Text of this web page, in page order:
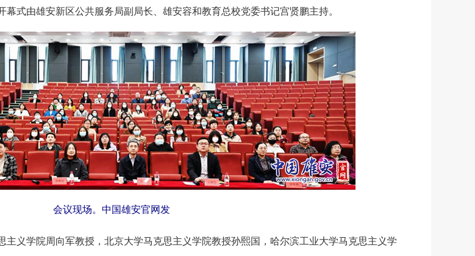
式由雄安新区公共服务局副局长、雄安容和教育总校党委书记宫贤鹏主持。
会议现场。中国雄安官网发
义学院周向军教授，北京大学马克思主义学院教授孙熙国，哈尔滨工业大学马克思主义学